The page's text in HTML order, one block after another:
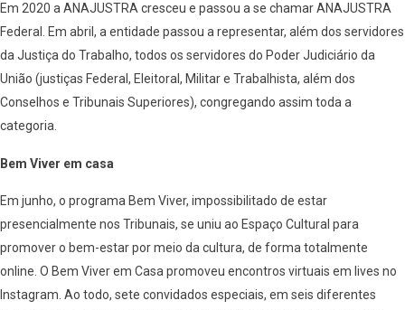
Em 2020 a ANAJUSTRA cresceu e passou a se chamar ANAJUSTRA
Federal. Em abril, a entidade passou a representar, além dos servidores
da Justiça do Trabalho, todos os servidores do Poder Judiciário da
União (justiças Federal, Eleitoral, Militar e Trabalhista, além dos
Conselhos e Tribunais Superiores), congregando assim toda a
categoria.
Bem Viver em casa
Em junho, o programa Bem Viver, impossibilitado de estar
presencialmente nos Tribunais, se uniu ao Espaço Cultural para
promover o bem-estar por meio da cultura, de forma totalmente
online. O Bem Viver em Casa promoveu encontros virtuais em lives no
Instagram. Ao todo, sete convidados especiais, em seis diferentes